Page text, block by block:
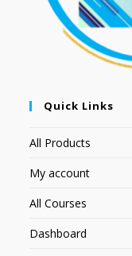
Quick Links
All Products
My account
All Courses
Dashboard